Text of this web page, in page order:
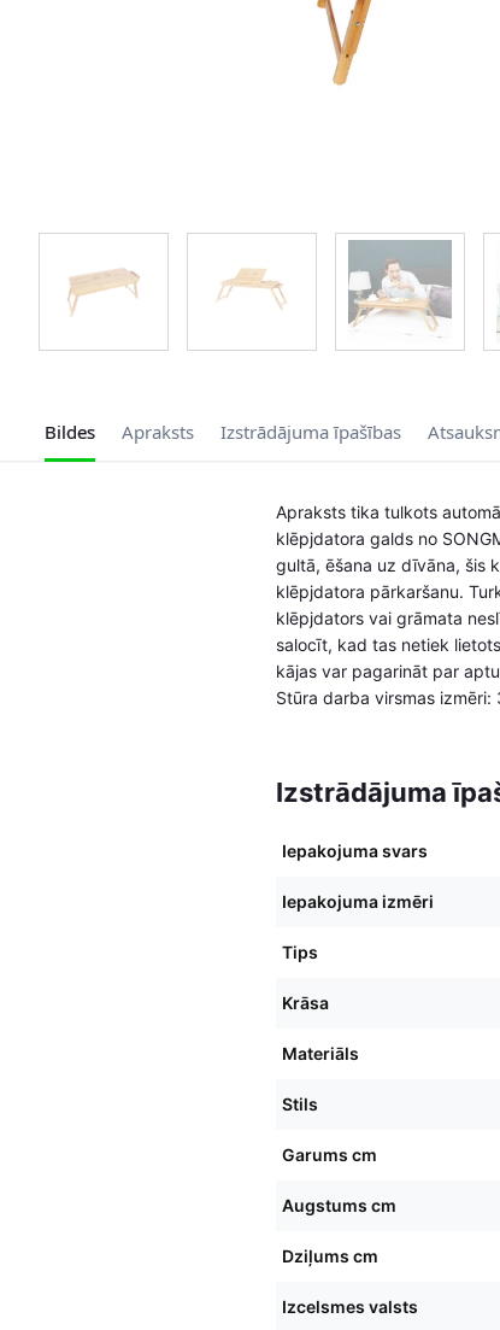
Bildes Apraksts Izstrādājuma īpašības
Apraksts tika tulkots
klēpjdatora galds no
gultā, ēšana uz dīvāna, šis
klēpjdatora pārkaršanu.
klēpjdators vai grāmata
salocīt, kad tas netiek
kājas var pagarināt par
Stūra darba virsmas
Izstrādājuma
Iepakojuma svars
Iepakojuma izmēri
Tips
Krāsa
Materiāls
Stils
Garums cm
Augstums cm
Dziļums cm
Izcelsmes valsts